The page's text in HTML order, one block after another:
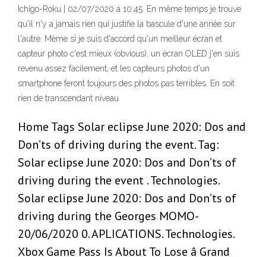
Ichigo-Roku | 02/07/2020 à 10:45. En même temps je trouve
qu'il n'y a jamais rien qui justifie la bascule d'une année sur
l'autre. Même si je suis d'accord qu'un meilleur écran et
capteur photo c'est mieux (obvious), un écran OLED j'en suis
revenu assez facilement, et les capteurs photos d'un
smartphone feront toujours des photos pas terribles. En soit
rien de transcendant niveau
Home Tags Solar eclipse June 2020: Dos and
Don’ts of driving during the event. Tag:
Solar eclipse June 2020: Dos and Don’ts of
driving during the event . Technologies.
Solar eclipse June 2020: Dos and Don’ts of
driving during the Georges MOMO-
20/06/2020 0. APLICATIONS. Technologies.
Xbox Game Pass Is About To Lose â Grand